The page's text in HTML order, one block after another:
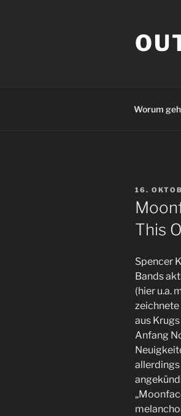
Worum
AM
16.
This
Spencer
Bands
(hier u.a.
aus
Anfang
allerdings